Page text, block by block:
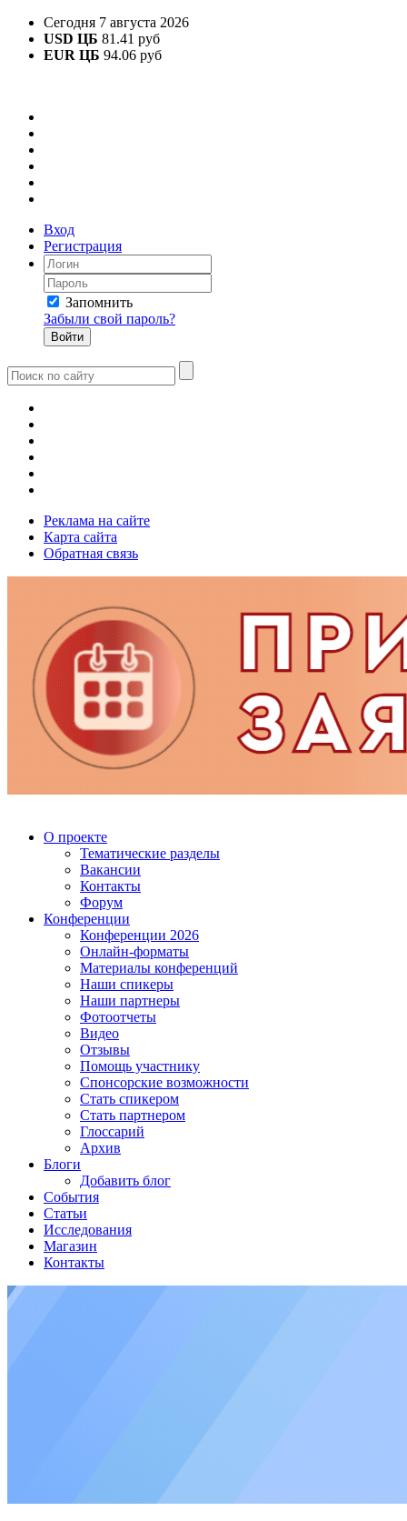
Сегодня 7 августа 2026
USD ЦБ 81.41 руб
EUR ЦБ 94.06 руб
Вход
Регистрация
Запомнить
Забыли свой пароль?
Реклама на сайте
Карта сайта
Обратная связь
О проекте
Тематические разделы
Вакансии
Контакты
Форум
Конференции
Конференции 2026
Онлайн-форматы
Материалы конференций
Наши спикеры
Наши партнеры
Фотоотчеты
Видео
Отзывы
Помощь участнику
Спонсорские возможности
Стать спикером
Стать партнером
Глоссарий
Архив
Блоги
Добавить блог
События
Статьи
Исследования
Магазин
Контакты